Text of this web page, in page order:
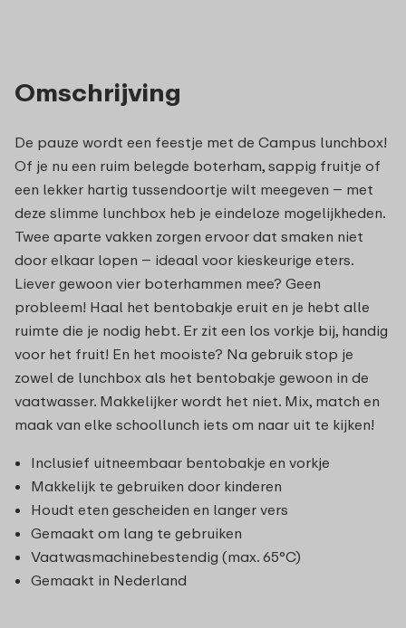
Omschrijving
De pauze wordt een feestje met de Campus lunchbox!
Of je nu een ruim belegde boterham, sappig fruitje of
een lekker hartig tussendoortje wilt meegeven – met
deze slimme lunchbox heb je eindeloze mogelijkheden.
Twee aparte vakken zorgen ervoor dat smaken niet
door elkaar lopen – ideaal voor kieskeurige eters.
Liever gewoon vier boterhammen mee? Geen
probleem! Haal het bentobakje eruit en je hebt alle
ruimte die je nodig hebt. Er zit een los vorkje bij, handig
voor het fruit! En het mooiste? Na gebruik stop je
zowel de lunchbox als het bentobakje gewoon in de
vaatwasser. Makkelijker wordt het niet. Mix, match en
maak van elke schoollunch iets om naar uit te kijken!
Inclusief uitneembaar bentobakje en vorkje
Makkelijk te gebruiken door kinderen
Houdt eten gescheiden en langer vers
Gemaakt om lang te gebruiken
Vaatwasmachinebestendig (max. 65°C)
Gemaakt in Nederland